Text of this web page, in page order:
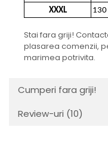
XXXL
130
Stai fara griji!
plasarea comenzii,
marimea potrivita.
Cumperi fara griji!
Review-uri (10)